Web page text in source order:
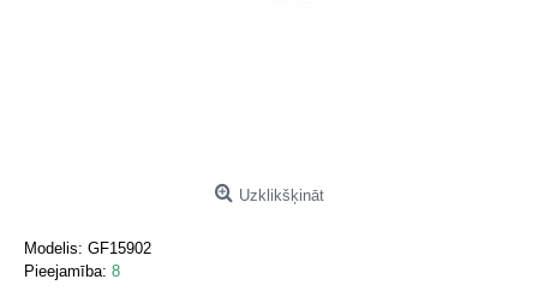
Uzklikšķināt
Modelis: GF15902
Pieejamība: 8